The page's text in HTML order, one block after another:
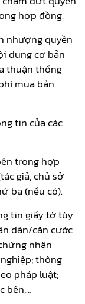
hợp đồng.
nhượng quyền
dung cơ bản
thuận thống
mua bản
tin của các
trong hợp
giả, chủ sở
ba (nếu có).
tin giấy tờ tùy
dân/căn cước
nhận
thông
pháp luật;
bên,…